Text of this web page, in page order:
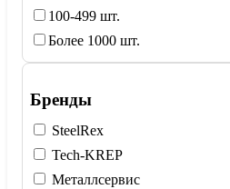
100-499 шт.
Более 1000 шт.
Бренды
SteelRex
Tech-KREP
Металлсервис